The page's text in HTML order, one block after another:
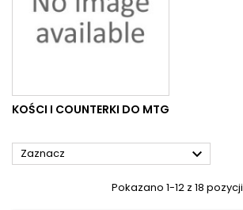
KOŚCI I COUNTERKI DO MTG
Zaznacz 
Pokazano 1-12 z 18 pozycji